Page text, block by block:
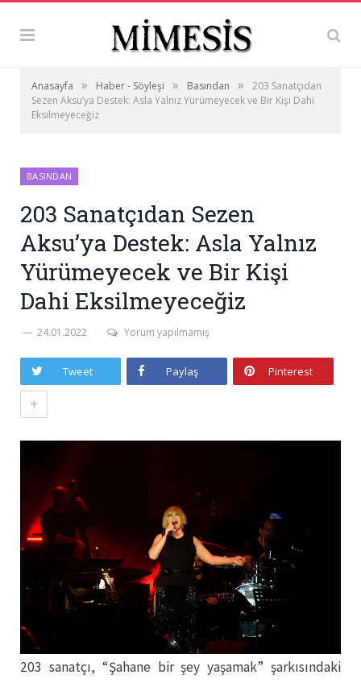
Anasayfa » Haber - Söyleşi » Basından »
203 Sanatçıdan
Sezen Aksu’ya Destek: Asla Yalnız Yürümeyecek ve Bir Kişi Dahi
Eksilmeyeceğiz
BASINDAN
203 Sanatçıdan Sezen
Aksu’ya Destek: Asla Yalnız
Yürümeyecek ve Bir Kişi
Dahi Eksilmeyeceğiz
24.01.2022 Yorum yapılmamış
Tweet Paylaş Pinterest
+
203 sanatçı, “Şahane bir şey yaşamak” şarkısındaki